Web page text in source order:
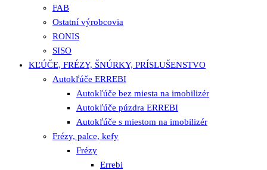
FAB
Ostatní výrobcovia
RONIS
SISO
KĽÚČE, FRÉZY, ŠNÚRKY, PRÍSLUŠENSTVO
Autokľúče ERREBI
Autokľúče bez miesta na imobilizér
Autokľúče púzdra ERREBI
Autokľúče s miestom na imobilizér
Frézy, palce, kefy
Frézy
Errebi